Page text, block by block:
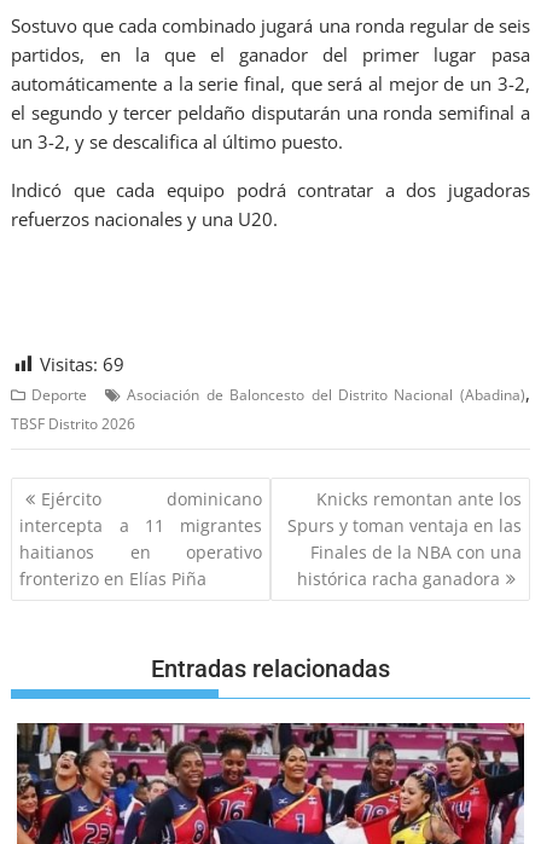
Sostuvo que cada combinado jugará una ronda regular de seis
partidos, en la que el ganador del primer lugar pasa
automáticamente a la serie final, que será al mejor de un 3-2,
el segundo y tercer peldaño disputarán una ronda semifinal a
un 3-2, y se descalifica al último puesto.
Indicó que cada equipo podrá contratar a dos jugadoras
refuerzos nacionales y una U20.
Visitas: 69
Deporte Asociación de Baloncesto del Distrito Nacional (Abadina),
TBSF Distrito 2026
Ejército dominicano
intercepta a 11 migrantes
haitianos en operativo
fronterizo en Elías Piña
Knicks remontan ante los
Spurs y toman ventaja en las
Finales de la NBA con una
histórica racha ganadora
Entradas relacionadas